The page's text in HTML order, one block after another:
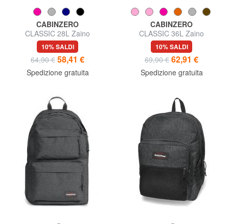
CABINZERO
CLASSIC 28L Zaino
underseater 39cm
10% SALDI
64,90 € 58,41 €
Spedizione gratuita
CABINZERO
CLASSIC 36L Zaino
underseater 45cm
10% SALDI
69,90 € 62,91 €
Spedizione gratuita